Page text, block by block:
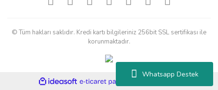
Whatsapp Destek
© Tüm hakları saklıdır. Kredi kartı bilgileriniz 256bit SSL sertifikası ile
korunmaktadır.
ideasoft